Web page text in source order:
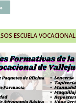
ESCUELA VOCACIONAL